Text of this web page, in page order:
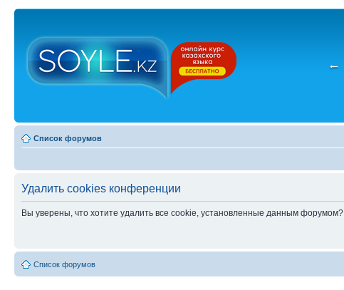
←
Список форумов
Удалить cookies конференции
Вы уверены, что хотите удалить все cookie, установленные данным форумом?
Список форумов